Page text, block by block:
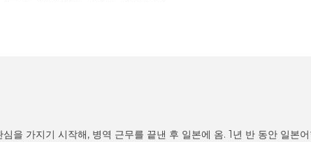
을 가지기 시작해, 병역 근무를 끝낸 후 일본에 옴. 1년 반 동안 일본